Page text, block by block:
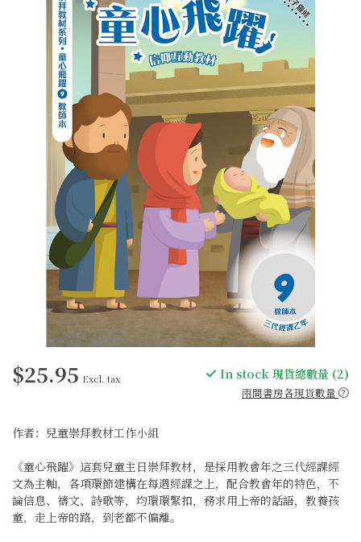
$25.95 Excl. tax In stock 現貨總數量 (2)
兩間書房各現貨數量
作者：兒童崇拜教材工作小組
《童心飛躍》這套兒童主日崇拜教材，是採用教會年之三代經課經
文為主軸，各項環節建構在每週經課之上，配合教會年的特色，不
論信息、禱文、詩歌等，均環環緊扣，務求用上帝的話語，教養孩
童，走上帝的路，到老都不偏離。